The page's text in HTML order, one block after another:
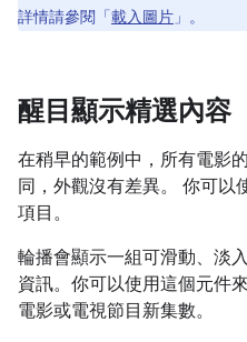
詳情請參閱「載入圖片 」。
醒目顯示精選內容
在稍早的範例中，所有電影
同，外觀沒有差異。 你可以
項目。
輪播會顯示一組可滑動、淡
資訊。你可以使用這個元件
電影或電視節目新集數。